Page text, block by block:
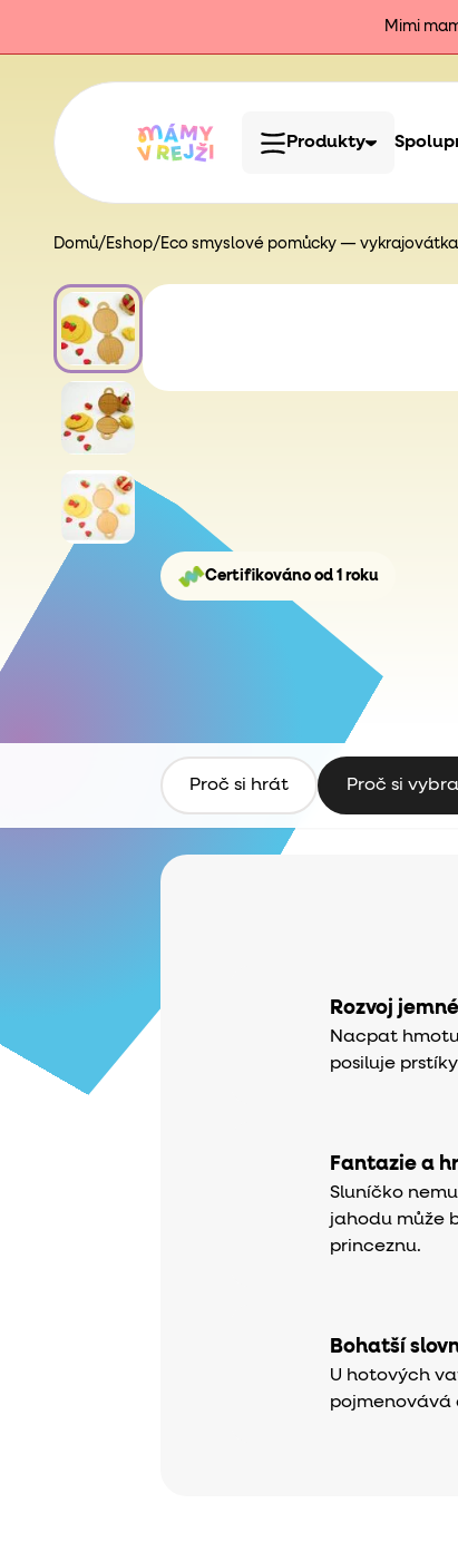
Mimi
Produkty
Domů/ Eshop/ Eco smyslové pomůcky —
Certifikováno od 1 roku
Proč si hrát Proč si
Rozvoj
Nacpat
posiluje
Fantazie a
Sluníčko
jahodu může
princeznu.
Bohatší
U hotových
pojmenovává